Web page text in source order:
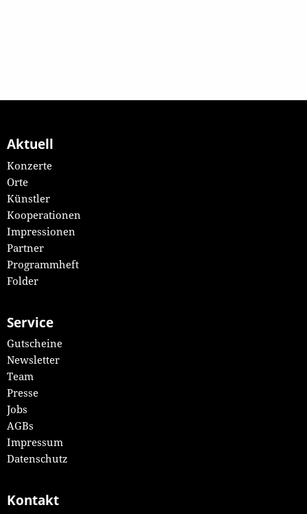
Aktuell
Konzerte
Orte
Künstler
Kooperationen
Impressionen
Partner
Programmheft
Folder
Service
Gutscheine
Newsletter
Team
Presse
Jobs
AGBs
Impressum
Datenschutz
Kontakt